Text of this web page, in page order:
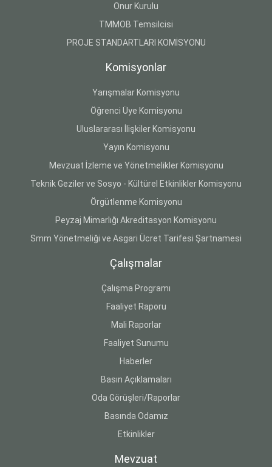
Onur Kurulu
TMMOB Temsilcisi
PROJE STANDARTLARI KOMİSYONU
Komisyonlar
Yarışmalar Komisyonu
Öğrenci Üye Komisyonu
Uluslararası İlişkiler Komisyonu
Yayın Komisyonu
Mevzuat İzleme ve Yönetmelikler Komisyonu
Teknik Geziler ve Sosyo - Kültürel Etkinlikler Komisyonu
Örgütlenme Komisyonu
Peyzaj Mimarlığı Akreditasyon Komisyonu
Smm Yönetmeliği ve Asgari Ücret Tarifesi Şartnamesi
Çalışmalar
Çalışma Programı
Faaliyet Raporu
Mali Raporlar
Faaliyet Sunumu
Haberler
Basın Açıklamaları
Oda Görüşleri/Raporlar
Basında Odamız
Etkinlikler
Mevzuat